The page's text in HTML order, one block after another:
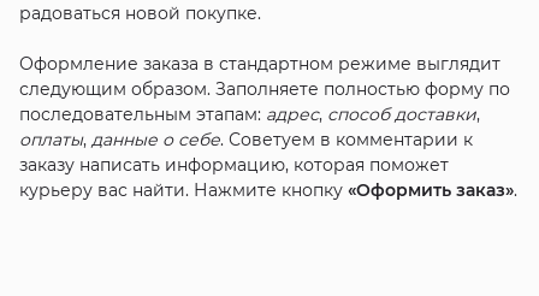
радоваться новой покупке.
Оформление заказа в стандартном режиме выглядит
следующим образом. Заполняете полностью форму по
последовательным этапам: адрес, способ доставки,
оплаты, данные о себе. Советуем в комментарии к
заказу написать информацию, которая поможет
курьеру вас найти. Нажмите кнопку «Оформить заказ».